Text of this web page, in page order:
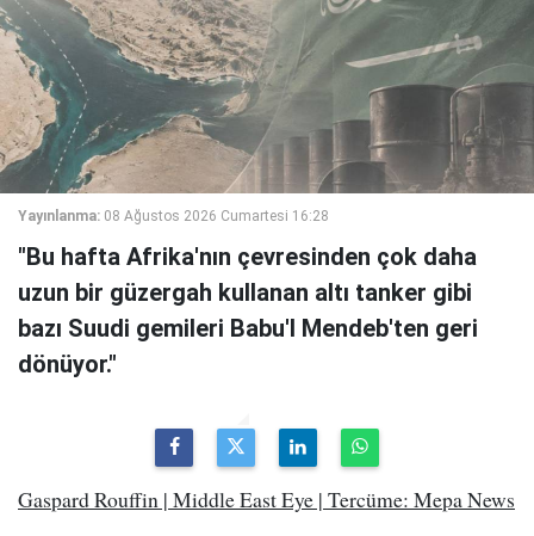
Yayınlanma: 08 Ağustos 2026 Cumartesi 16:28
"Bu hafta Afrika'nın çevresinden çok daha
uzun bir güzergah kullanan altı tanker gibi
bazı Suudi gemileri Babu'l Mendeb'ten geri
dönüyor."
Gaspard Rouffin | Middle East Eye | Tercüme: Mepa News